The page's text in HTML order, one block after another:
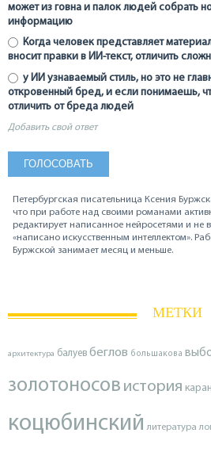
может из говна и палок людей собрать
информацию
Когда человек представляет
вносит правки в ИИ-текст, отличить
у ИИ узнаваемый стиль, но это не
откровенный бред, и если понимаешь,
отличить от бреда людей
Добавить свой ответ
Петербургская писательница Ксения
что при работе над своими романами
редактирует написанное нейросетями и не
«написано искусственным интеллектом».
Буржской занимает месяц и меньше.
МЕТКИ
архитектура балуев беглов большакова
золотоносов история
коцюбинский литература